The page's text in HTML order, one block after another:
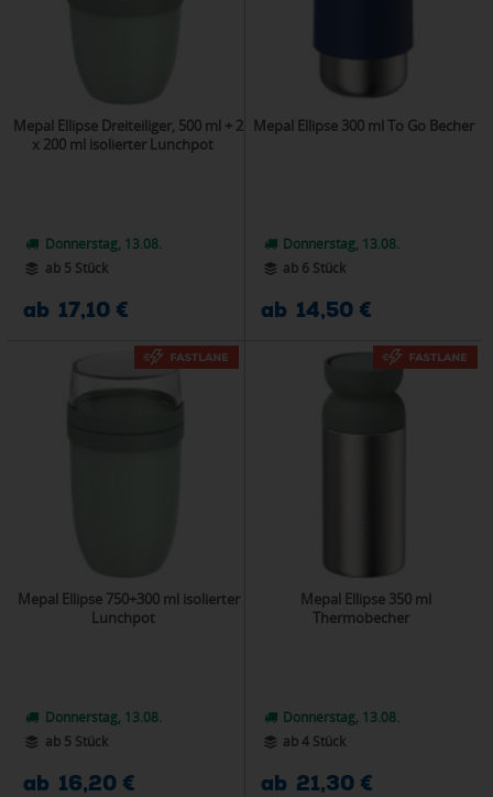
Mepal Ellipse Dreiteiliger, 500 ml + 2
x 200 ml isolierter Lunchpot
Donnerstag, 13.08.
ab 5 Stück
ab 17,10 €
Mepal Ellipse 300 ml To Go Becher
Donnerstag, 13.08.
ab 6 Stück
ab 14,50 €
Mepal Ellipse 750+300 ml isolierter
Lunchpot
Donnerstag, 13.08.
ab 5 Stück
ab 16,20 €
Mepal Ellipse 350 ml
Thermobecher
Donnerstag, 13.08.
ab 4 Stück
ab 21,30 €